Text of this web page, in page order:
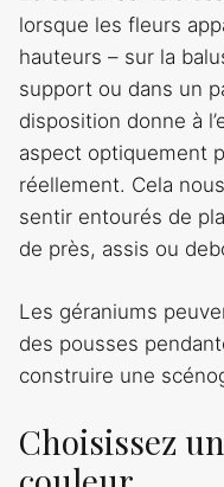
lorsque les fleurs
hauteurs – sur la
support ou dans un
disposition donne à
aspect optiquement
réellement. Cela
sentir entourés de
de près, assis ou
Les géraniums
des pousses
construire une
Choisissez